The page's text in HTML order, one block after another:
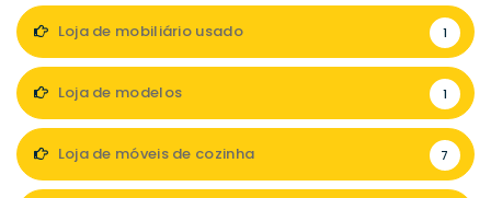
Loja de mobiliário usado 1
Loja de modelos 1
Loja de móveis de cozinha 7